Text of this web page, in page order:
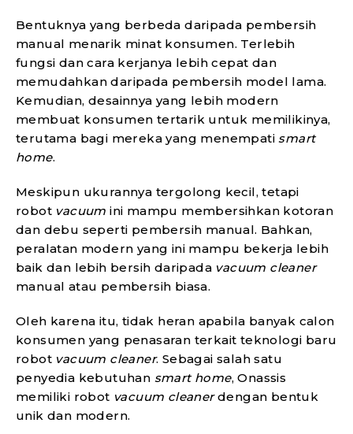
Bentuknya yang berbeda daripada pembersih
manual menarik minat konsumen. Terlebih
fungsi dan cara kerjanya lebih cepat dan
memudahkan daripada pembersih model lama.
Kemudian, desainnya yang lebih modern
membuat konsumen tertarik untuk memilikinya,
terutama bagi mereka yang menempatismart
home.
Meskipun ukurannya tergolong kecil, tetapi
robot vacuumini mampu membersihkan kotoran
dan debu seperti pembersih manual. Bahkan,
peralatan modern yang ini mampu bekerja lebih
baik dan lebih bersih daripada vacuum cleaner
manual atau pembersih biasa.
Oleh karena itu, tidak heran apabila banyak calon
konsumen yang penasaran terkait teknologi baru
robot vacuum cleaner. Sebagai salah satu
penyedia kebutuhan smart home, Onassis
memiliki robot vacuum cleanerdengan bentuk
unik dan modern.